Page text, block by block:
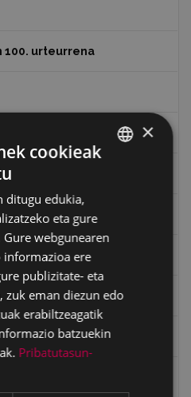
100. urteurrena
- Iparraldea
Zentroa
×
cookieak
ditugu edukia,
eta gure
webgunearen
ere
publizitate- eta
zuk eman diezun edo
erabiltzeagatik
batzuekin
Pribatutasun-